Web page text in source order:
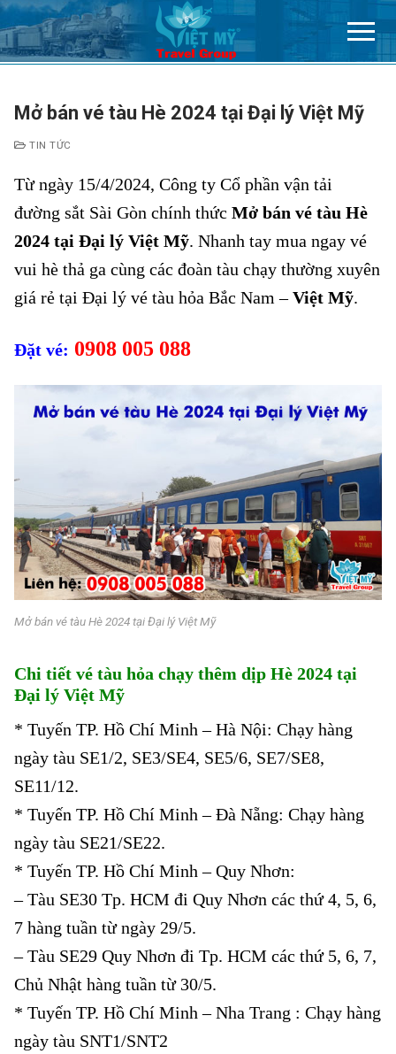
Chuyển
đến
nội
Mở bán vé tàu Hè 2024 tại Đại lý Việt Mỹ
TIN TỨC
Từ ngày 15/4/2024, Công ty Cổ phần vận tải
đường sắt Sài Gòn chính thức Mở bán vé tàu Hè
2024 tại Đại lý Việt Mỹ. Nhanh tay mua ngay vé
vui hè thả ga cùng các đoàn tàu chạy thường xuyên
giá rẻ tại Đại lý vé tàu hỏa Bắc Nam –Việt Mỹ.
Đặt vé: 0908 005 088
Mở bán vé tàu Hè 2024 tại Đại lý Việt Mỹ
Chi tiết vé tàu hỏa chạy thêm dịp Hè 2024 tại
Đại lý Việt Mỹ
* Tuyến TP. Hồ Chí Minh – Hà Nội: Chạy hàng
ngày tàu SE1/2, SE3/SE4, SE5/6, SE7/SE8,
SE11/12.
* Tuyến TP. Hồ Chí Minh – Đà Nẵng: Chạy hàng
ngày tàu SE21/SE22.
* Tuyến TP. Hồ Chí Minh – Quy Nhơn:
– Tàu SE30 Tp. HCM đi Quy Nhơn các thứ 4, 5, 6,
7 hàng tuần từ ngày 29/5.
– Tàu SE29 Quy Nhơn đi Tp. HCM các thứ 5, 6, 7,
Chủ Nhật hàng tuần từ 30/5.
* Tuyến TP. Hồ Chí Minh – Nha Trang : Chạy hàng
ngày tàu SNT1/SNT2